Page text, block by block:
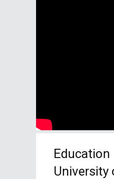
Education
University